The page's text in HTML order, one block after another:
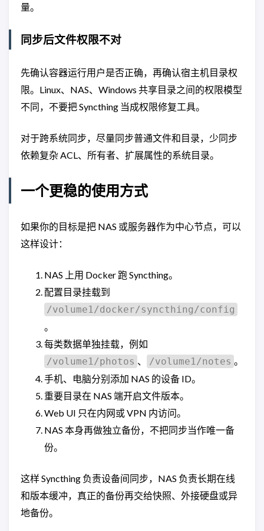
量。
同步后文件权限不对
先确认容器运行用户是否正确，再确认宿主机目录权
限。Linux、NAS、Windows 共享目录之间的权限模型
不同，不要把 Syncthing 当成权限修复工具。
对于跨系统同步，尽量同步普通文件和目录，少同步
依赖复杂 ACL、所有者、扩展属性的系统目录。
一个更稳的使用方式
如果你的目标是把 NAS 或服务器作为中心节点，可以
这样设计：
NAS 上用 Docker 跑 Syncthing。
配置目录挂载到
/volume1/docker/syncthing/config
。
每类数据单独挂载，例如
/volume1/photos 、 /volume1/notes 。
手机、电脑分别添加 NAS 的设备 ID。
重要目录在 NAS 端开启文件版本。
Web UI 只在内网或 VPN 内访问。
NAS 本身再做独立备份，不把同步当作唯一备
份。
这样 Syncthing 负责设备间同步，NAS 负责长期在线
和版本缓冲，真正的备份再交给快照、外接硬盘或异
地备份。